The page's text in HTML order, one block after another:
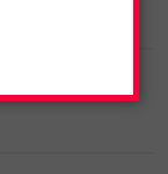
¿estás